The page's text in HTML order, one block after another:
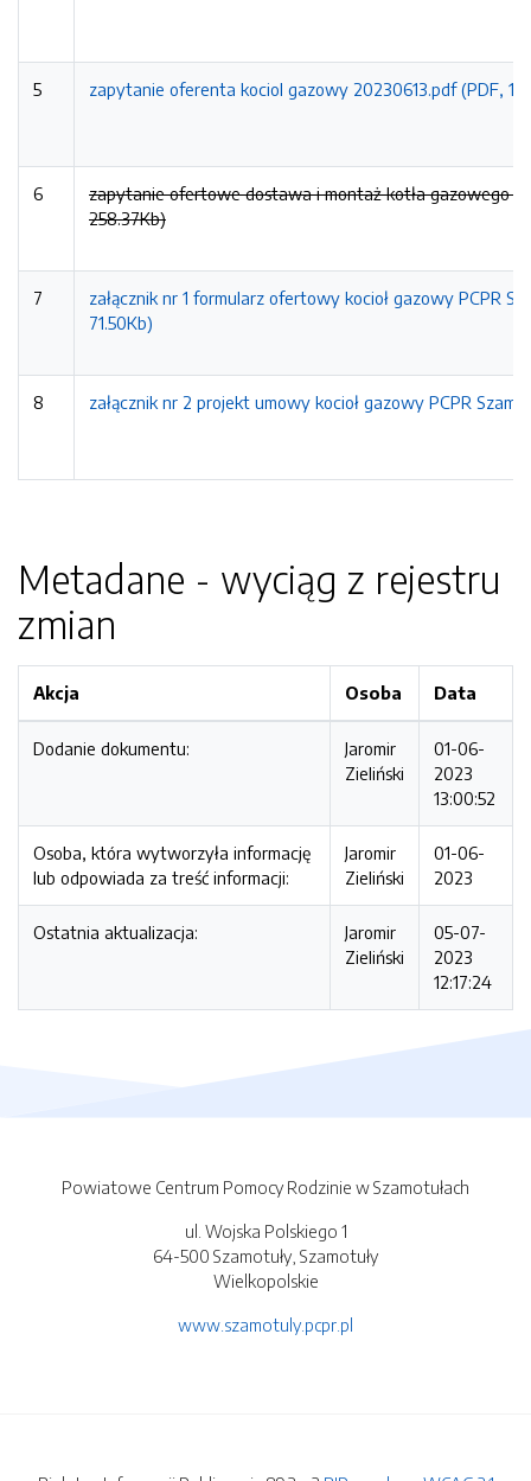
5 zapytanie oferenta kociol gazowy 20230613.pdf (PDF,
6
zapytanie ofertowe dostawa i montaż kotła gazowego
258.37Kb)
7
załącznik nr 1 formularz ofertowy kocioł gazowy PCPR
71.50Kb)
8 załącznik nr 2 projekt umowy kocioł gazowy PCPR
Metadane - wyciąg z rejestru
zmian
Akcja Osoba Data
Dodanie dokumentu:
Jaromir
Zieliński
01-06-
2023
13:00:52
Osoba, która wytworzyła informację
lub odpowiada za treść informacji:
Jaromir
Zieliński
01-06-
2023
Ostatnia aktualizacja:
Jaromir
Zieliński
05-07-
2023
12:17:24
Powiatowe Centrum Pomocy Rodzinie w Szamotułach
ul. Wojska Polskiego 1
64-500 Szamotuły, Szamotuły
Wielkopolskie
www.szamotuly.pcpr.pl